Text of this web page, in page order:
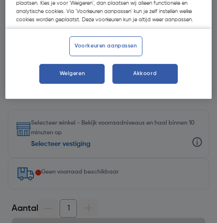
€ 8,62| Excl. btw € 7,12
Kies productvariant(1)
Selecteer winkel - Bekijk voorraadniveaus en haal binnen 10
minuten op
Selecteer vestiging
Geen voorraad beschikbaar
Aantal
plaatsen. Kies je voor 'Weigeren', dan plaatsen wij alleen functionele en
analytische cookies. Via 'Voorkeuren aanpassen' kun je zelf instellen welke
cookies worden geplaatst. Deze voorkeuren kun je altijd weer aanpassen.
Voorkeuren aanpassen
Weigeren Akkoord